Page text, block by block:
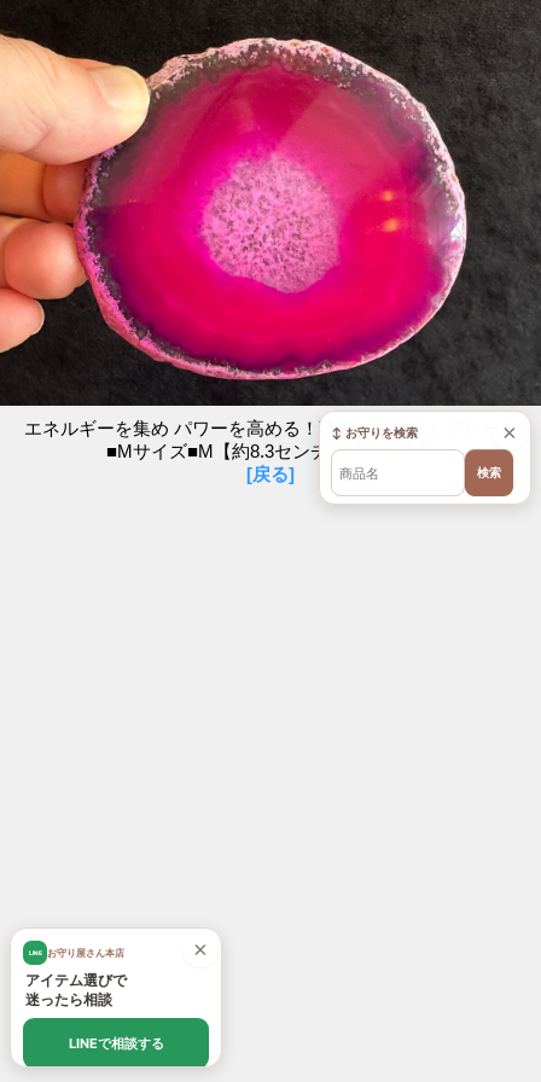
エネルギーを集め パワーを高める！瑪瑙（めのう）プレート
■Mサイズ■M【約8.3センチ×7.2センチ】
[戻る]
×
LINE お守り屋さん本店
アイテム選びで
迷ったら相談
LINEで相談する
×
↕ お守りを検索
検索